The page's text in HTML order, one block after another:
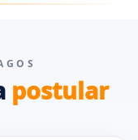
postular